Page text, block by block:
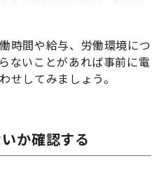
時間や給与、労働環境につ
ないことがあれば事前に電
せしてみましょう。
か確認する